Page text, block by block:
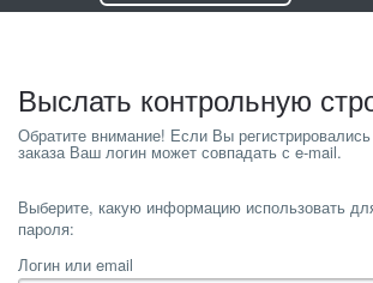
Выслать контрольную
Выберите, какую информацию использовать
пароля:
Логин или email